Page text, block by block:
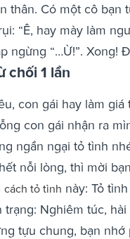
thân. Có một cô bạn
“Ê, hay mày làm
ngừng “…Ừ!”. Xong!
chối 1 lần
con gái hay làm giá
con gái nhận ra
ngần ngại tỏ tình
nỗi lòng, thì mời
cách tỏ tình này: Tỏ
trạng: Nghiêm túc, hài
tựu chung, bạn nhớ